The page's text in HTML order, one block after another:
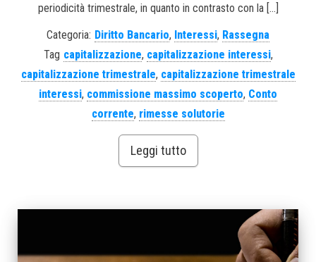
periodicità trimestrale, in quanto in contrasto con la […]
Categoria: Diritto Bancario, Interessi, Rassegna
Tag capitalizzazione, capitalizzazione interessi,
capitalizzazione trimestrale, capitalizzazione trimestrale
interessi, commissione massimo scoperto, Conto
corrente, rimesse solutorie
Leggi tutto